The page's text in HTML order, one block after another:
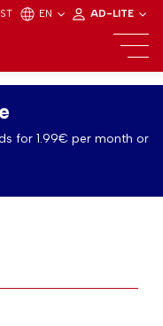
EN AD-LITE
for 1.99€ per month or